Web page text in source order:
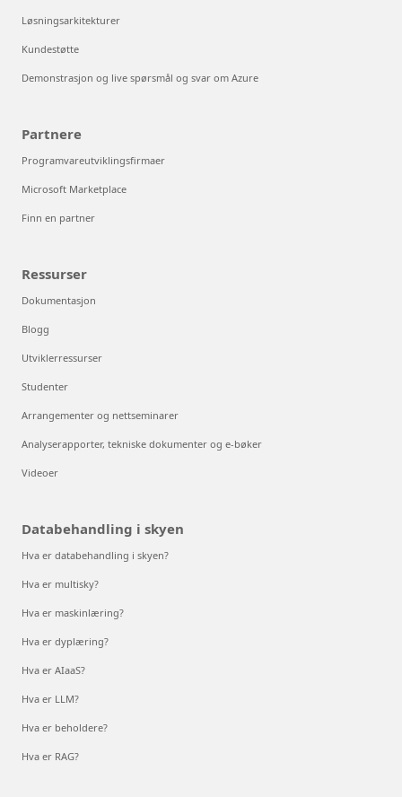
Løsningsarkitekturer
Kundestøtte
Demonstrasjon og live spørsmål og svar om Azure
Partnere
Programvareutviklingsfirmaer
Microsoft Marketplace
Finn en partner
Ressurser
Dokumentasjon
Blogg
Utviklerressurser
Studenter
Arrangementer og nettseminarer
Analyserapporter, tekniske dokumenter og e-bøker
Videoer
Databehandling i skyen
Hva er databehandling i skyen?
Hva er multisky?
Hva er maskinlæring?
Hva er dyplæring?
Hva er AIaaS?
Hva er LLM?
Hva er beholdere?
Hva er RAG?